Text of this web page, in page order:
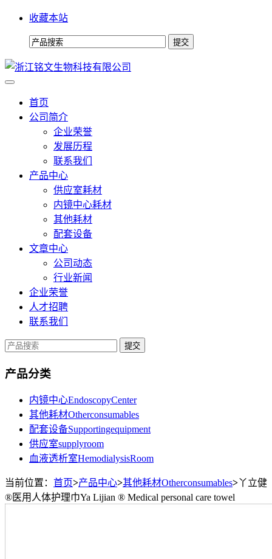
收藏本站
首页
公司简介
企业荣誉
发展历程
联系我们
产品中心
供应室耗材
内镜中心耗材
其他耗材
配套设备
文章中心
公司动态
行业新闻
企业荣誉
人才招聘
联系我们
提交
产品分类
内镜中心EndoscopyCenter
其他耗材Otherconsumables
配套设备Supportingequipment
供应室supplyroom
血液透析室HemodialysisRoom
当前位置： 首页>产品中心>其他耗材Otherconsumables>丫立健
®医用人体护理巾Ya Lijian ® Medical personal care towel